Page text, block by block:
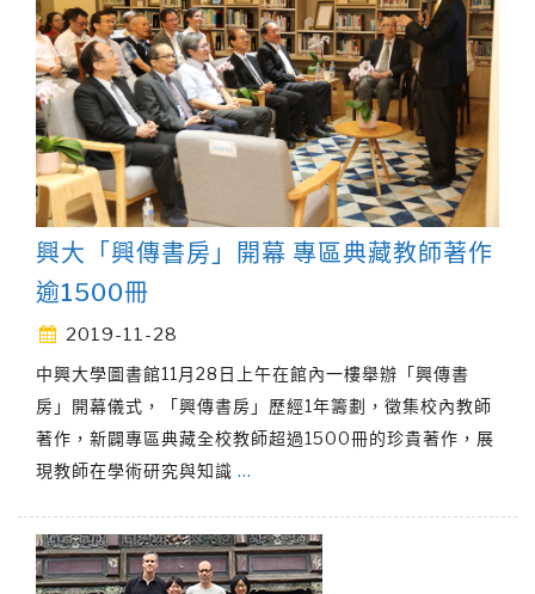
興大「興傳書房」開幕 專區典藏教師著作
逾1500冊
2019-11-28
中興大學圖書館11月28日上午在館內一樓舉辦「興傳書
房」開幕儀式，「興傳書房」歷經1年籌劃，徵集校內教師
著作，新闢專區典藏全校教師超過1500冊的珍貴著作，展
現教師在學術研究與知識 …